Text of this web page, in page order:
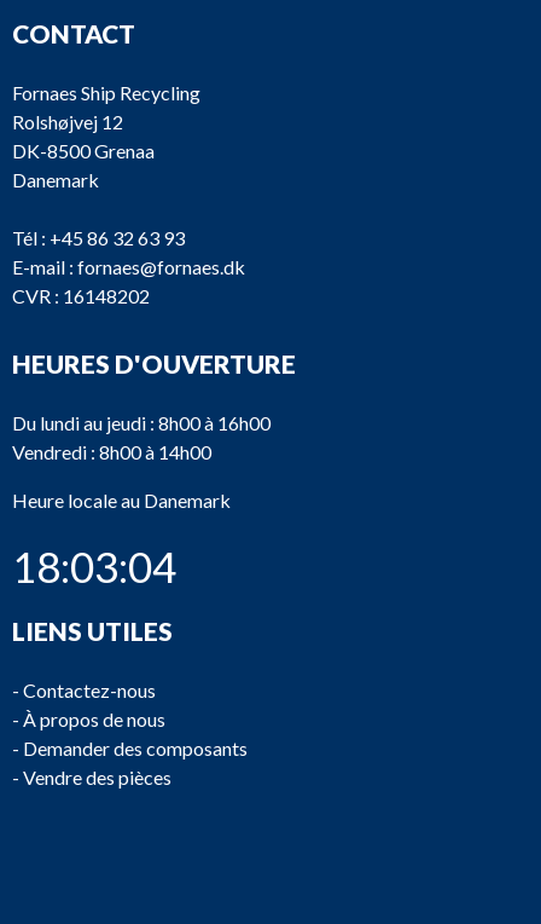
CONTACT
Fornaes Ship Recycling
Rolshøjvej 12
DK-8500 Grenaa
Danemark
Tél : +45 86 32 63 93
E-mail : fornaes@fornaes.dk
CVR : 16148202
HEURES D'OUVERTURE
Du lundi au jeudi : 8h00 à 16h00
Vendredi : 8h00 à 14h00
Heure locale au Danemark
18:03:04
LIENS UTILES
- Contactez-nous
- À propos de nous
- Demander des composants
- Vendre des pièces